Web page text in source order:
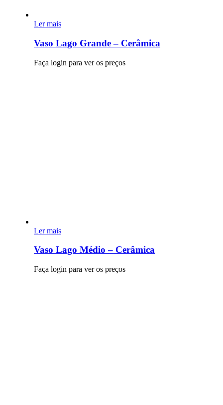
Ler mais
Vaso Lago Grande – Cerâmica
Faça login para ver os preços
Ler mais
Vaso Lago Médio – Cerâmica
Faça login para ver os preços